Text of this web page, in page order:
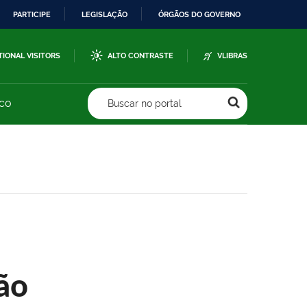
PARTICIPE LEGISLAÇÃO ÓRGÃOS DO GOVERNO
VISITORS ALTO CONTRASTE VLIBRAS
Buscar no portal